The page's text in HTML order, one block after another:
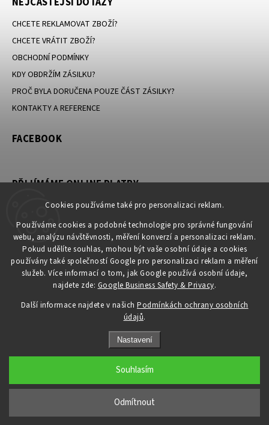
Cookies používáme také pro personalizaci reklam.
Používáme cookies a podobné technologie pro správné fungování
webu, analýzu návštěvnosti, měření konverzí a personalizaci reklam.
Pokud udělíte souhlas, mohou být vaše osobní údaje a cookies
používány také společností Google pro personalizaci reklam a měření
služeb. Více informací o tom, jak Google používá osobní údaje,
najdete zde: Google Business Safety & Privacy.
Další informace najdete v našich Podmínkách ochrany osobních
údajů.
Nastavení
Odmítnout
Souhlasím
CHCETE REKLAMOVAT ZBOŽÍ?
CHCETE VRÁTIT ZBOŽÍ?
OBCHODNÍ PODMÍNKY
KDY OBDRŽÍM ZÁSILKU?
PROČ BYLA DORUČENA POUZE ČÁST ZÁSILKY?
KONTAKTY A REFERENCE
FACEBOOK
PŘIJÍMÁME ONLINE PLATBY
KONTAKT
obchod @petromila.cz
+420704433780 ► při nedostupnosti využijte email
Upravit nastavení cookies
Grafický návrh vytvořil a nakódoval